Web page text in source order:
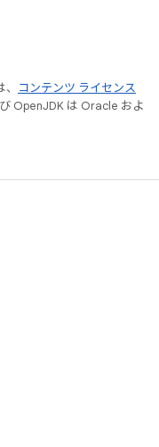
コンテンツ ライセンス
OpenJDK は Oracle およ